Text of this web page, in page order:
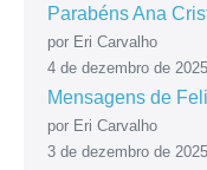
Parabéns Ana
por Eri Carvalho
4 de dezembro de 2025
Mensagens de
por Eri Carvalho
3 de dezembro de 2025